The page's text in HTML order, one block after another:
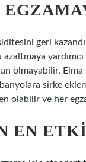
geri
olmayabilir. Elma
sirke
olabilir ve her
EN